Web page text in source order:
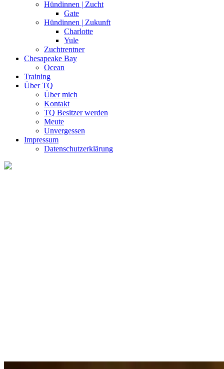
Hündinnen | Zucht
Gate
Hündinnen | Zukunft
Charlotte
Yule
Zuchtrentner
Chesapeake Bay
Ocean
Training
Über TQ
Über mich
Kontakt
TQ Besitzer werden
Meute
Unvergessen
Impressum
Datenschutzerklärung